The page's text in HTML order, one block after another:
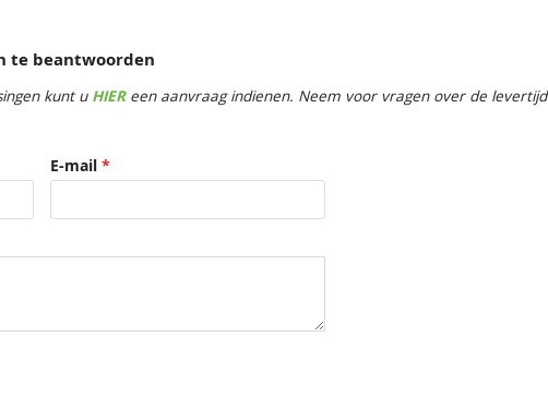
te beantwoorden
kunt u HIEReen aanvraag indienen. Neem voor vragen over de
E-mail